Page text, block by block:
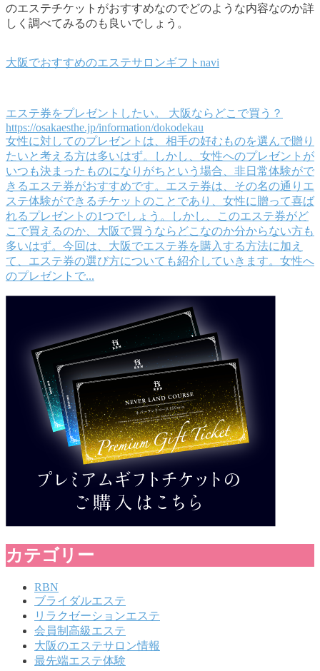
のエステチケットがおすすめなのでどのような内容なのか詳
しく調べてみるのも良いでしょう。
大阪でおすすめのエステサロンギフトnavi
エステ券をプレゼントしたい。 大阪ならどこで買う？
https://osakaesthe.jp/information/dokodekau
女性に対してのプレゼントは、相手の好むものを選んで贈り
たいと考える方は多いはず。しかし、女性へのプレゼントが
いつも決まったものになりがちという場合、非日常体験がで
きるエステ券がおすすめです。エステ券は、その名の通りエ
ステ体験ができるチケットのことであり、女性に贈って喜ば
れるプレゼントの1つでしょう。しかし、このエステ券がど
こで買えるのか、大阪で買うならどこなのか分からない方も
多いはず。今回は、大阪でエステ券を購入する方法に加え
て、エステ券の選び方についても紹介していきます。女性へ
のプレゼントで...
カテゴリー
RBN
ブライダルエステ
リラクゼーションエステ
会員制高級エステ
大阪のエステサロン情報
最先端エステ体験